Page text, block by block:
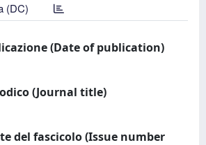
(DC)
(Date of publication)
(Journal title)
del fascicolo (Issue number